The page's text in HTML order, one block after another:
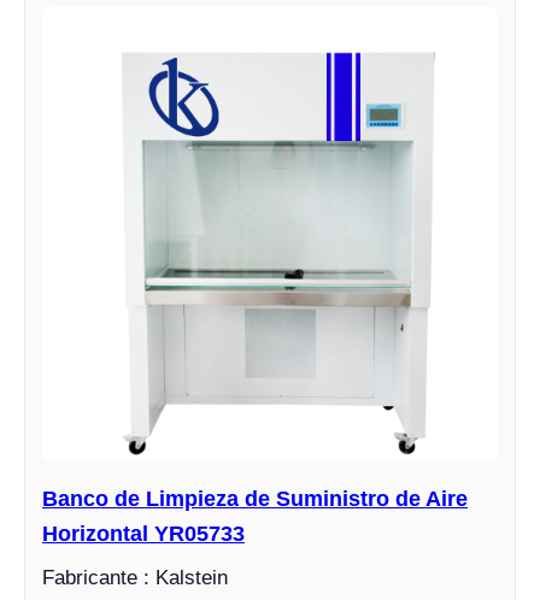
Banco de Limpieza de Suministro de Aire
Horizontal YR05733
Fabricante : Kalstein